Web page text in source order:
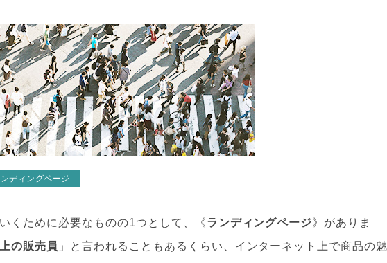
ディングページ
くために必要なものの1つとして、《ランディングページ》がありま
の販売員 」と言われることもあるくらい、インターネット上で商品の魅